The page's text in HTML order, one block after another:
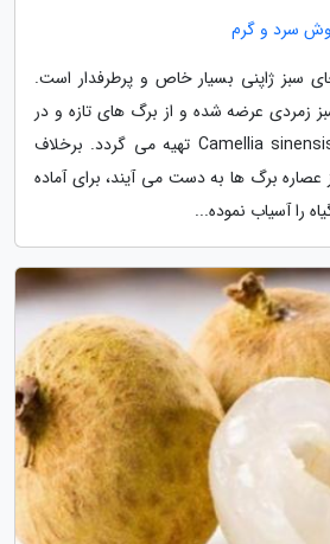
سبز ژاپنی بسیار خاص و پرطرفدار است.
زمردی عرضه شده و از برگ های تازه و در
سایه پرورش یافته گیاه Camellia sinensis تهیه می گردد. برخلاف
عصاره برگ ها به دست می آیند، برای آماده
را آسیاب نموده...